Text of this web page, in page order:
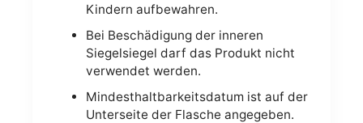
Kindern aufbewahren.
Bei Beschädigung der inneren
Siegelsiegel darf das Produkt nicht
verwendet werden.
Mindesthaltbarkeitsdatum ist auf der
Unterseite der Flasche angegeben.